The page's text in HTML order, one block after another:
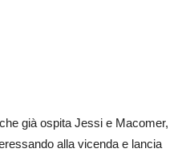
già ospita Jessi e Macomer,
alla vicenda e lancia